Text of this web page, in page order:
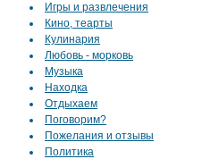
Игры и развлечения
Кино, теарты
Кулинария
Любовь - морковь
Музыка
Находка
Отдыхаем
Поговорим?
Пожелания и отзывы
Политика